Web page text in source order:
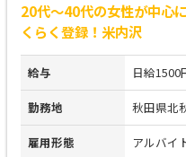
20代～40代の女性が中心
くらく登録！米内沢
給与 日給1500
勤務地 秋田県北
雇用形態 アルバイ